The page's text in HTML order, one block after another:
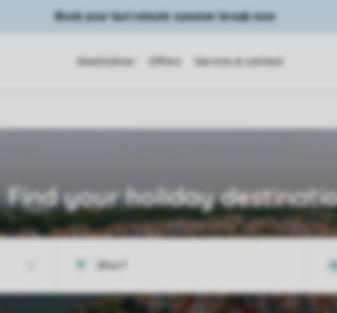
Book your last minute summer break now
Destination Offers Service & contact